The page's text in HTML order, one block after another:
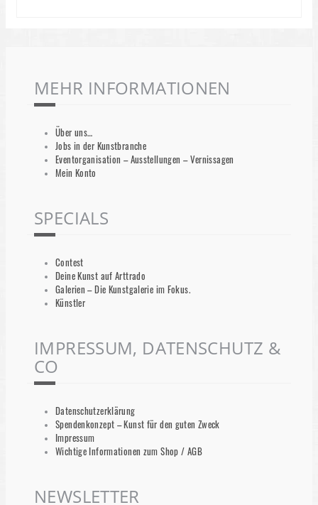
MEHR INFORMATIONEN
Über uns…
Jobs in der Kunstbranche
Eventorganisation – Ausstellungen – Vernissagen
Mein Konto
SPECIALS
Contest
Deine Kunst auf Arttrado
Galerien – Die Kunstgalerie im Fokus.
Künstler
IMPRESSUM, DATENSCHUTZ &
CO
Datenschutzerklärung
Spendenkonzept – Kunst für den guten Zweck
Impressum
Wichtige Informationen zum Shop / AGB
NEWSLETTER